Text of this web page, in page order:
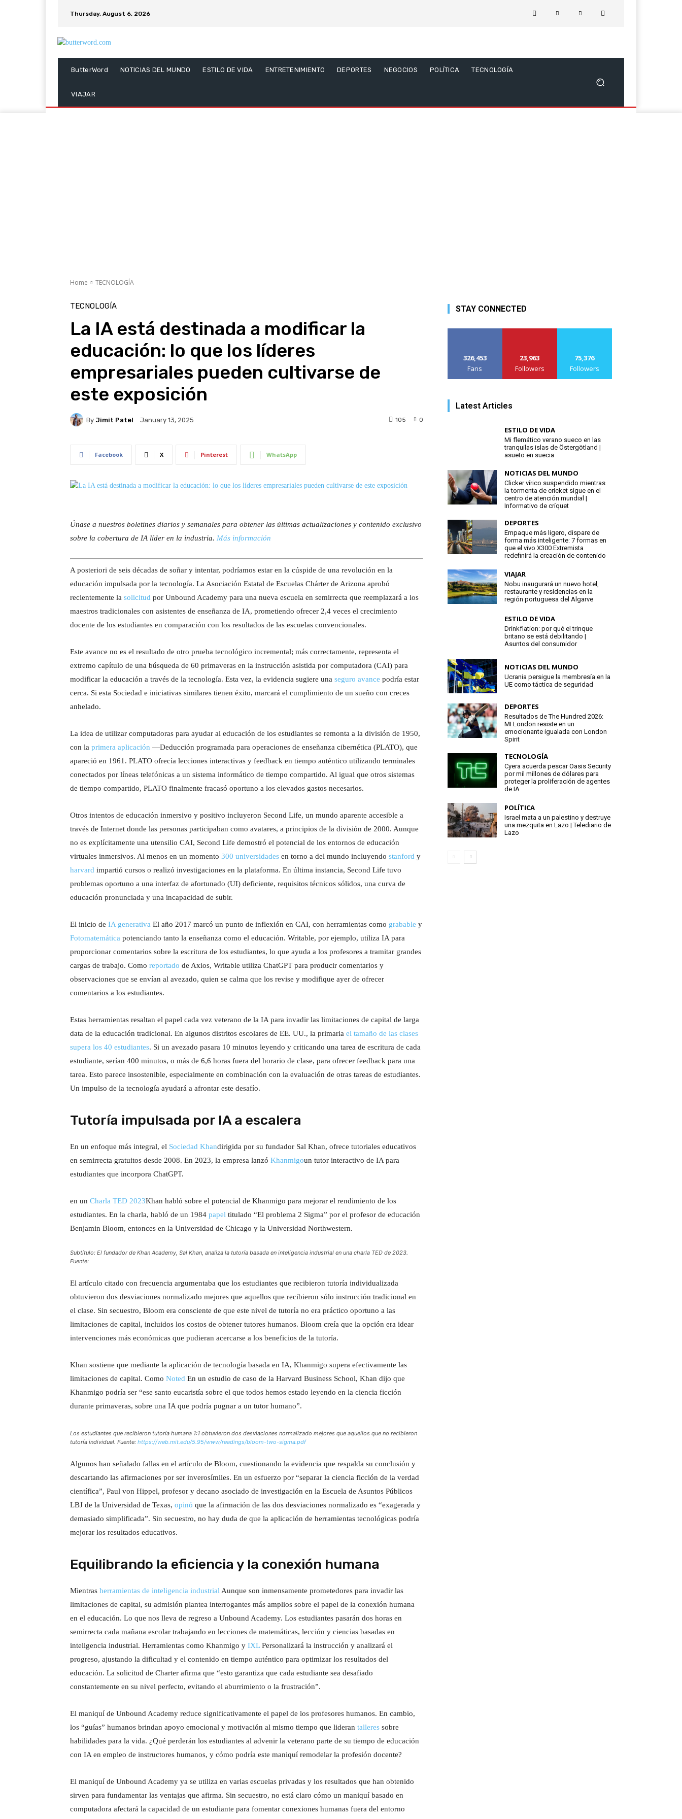
Thursday, August 6, 2026
ButterWord NOTICIAS DEL MUNDO ESTILO DE VIDA ENTRETENIMIENTO DEPORTES NEGOCIOS POLÍTICA TECNOLOGÍA
VIAJAR
Home TECNOLOGÍA
TECNOLOGÍA
La IA está destinada a modificar la
educación: lo que los líderes
empresariales pueden cultivarse de
este exposición
By Jimit Patel January 13, 2025 0
105
Facebook X Pinterest WhatsApp
Únase a nuestros boletines diarios y semanales para obtener las últimas actualizaciones y contenido exclusivo
sobre la cobertura de IA líder en la industria. Más información
A posteriori de seis décadas de soñar y intentar, podríamos estar en la cúspide de una revolución en la
educación impulsada por la tecnología. La Asociación Estatal de Escuelas Chárter de Arizona aprobó
recientemente la solicitud por Unbound Academy para una nueva escuela en semirrecta que reemplazará a los
maestros tradicionales con asistentes de enseñanza de IA, prometiendo ofrecer 2,4 veces el crecimiento
docente de los estudiantes en comparación con los resultados de las escuelas convencionales.
Este avance no es el resultado de otro prueba tecnológico incremental; más correctamente, representa el
extremo capítulo de una búsqueda de 60 primaveras en la instrucción asistida por computadora (CAI) para
modificar la educación a través de la tecnología. Esta vez, la evidencia sugiere una seguro avance podría estar
cerca. Si esta Sociedad e iniciativas similares tienen éxito, marcará el cumplimiento de un sueño con creces
anhelado.
La idea de utilizar computadoras para ayudar al educación de los estudiantes se remonta a la división de 1950,
con la primera aplicación —Deducción programada para operaciones de enseñanza cibernética (PLATO), que
apareció en 1961. PLATO ofrecía lecciones interactivas y feedback en tiempo auténtico utilizando terminales
conectados por líneas telefónicas a un sistema informático de tiempo compartido. Al igual que otros sistemas
de tiempo compartido, PLATO finalmente fracasó oportuno a los elevados gastos necesarios.
Otros intentos de educación inmersivo y positivo incluyeron Second Life, un mundo aparente accesible a
través de Internet donde las personas participaban como avatares, a principios de la división de 2000. Aunque
no es explícitamente una utensilio CAI, Second Life demostró el potencial de los entornos de educación
virtuales inmersivos. Al menos en un momento 300 universidades en torno a del mundo incluyendo stanford y
harvard impartió cursos o realizó investigaciones en la plataforma. En última instancia, Second Life tuvo
problemas oportuno a una interfaz de afortunado (UI) deficiente, requisitos técnicos sólidos, una curva de
educación pronunciada y una incapacidad de subir.
El inicio de IA generativa El año 2017 marcó un punto de inflexión en CAI, con herramientas como grabable y
Fotomatemática potenciando tanto la enseñanza como el educación. Writable, por ejemplo, utiliza IA para
proporcionar comentarios sobre la escritura de los estudiantes, lo que ayuda a los profesores a tramitar grandes
cargas de trabajo. Como reportado de Axios, Writable utiliza ChatGPT para producir comentarios y
observaciones que se envían al avezado, quien se calma que los revise y modifique ayer de ofrecer
comentarios a los estudiantes.
Estas herramientas resaltan el papel cada vez veterano de la IA para invadir las limitaciones de capital de larga
data de la educación tradicional. En algunos distritos escolares de EE. UU., la primaria el tamaño de las clases
supera los 40 estudiantes. Si un avezado pasara 10 minutos leyendo y criticando una tarea de escritura de cada
estudiante, serían 400 minutos, o más de 6,6 horas fuera del horario de clase, para ofrecer feedback para una
tarea. Esto parece insostenible, especialmente en combinación con la evaluación de otras tareas de estudiantes.
Un impulso de la tecnología ayudará a afrontar este desafío.
Tutoría impulsada por IA a escalera
En un enfoque más integral, el Sociedad Khandirigida por su fundador Sal Khan, ofrece tutoriales educativos
en semirrecta gratuitos desde 2008. En 2023, la empresa lanzó Khanmigoun tutor interactivo de IA para
estudiantes que incorpora ChatGPT.
en un Charla TED 2023Khan habló sobre el potencial de Khanmigo para mejorar el rendimiento de los
estudiantes. En la charla, habló de un 1984 papel titulado “El problema 2 Sigma” por el profesor de educación
Benjamin Bloom, entonces en la Universidad de Chicago y la Universidad Northwestern.
Subtítulo: El fundador de Khan Academy, Sal Khan, analiza la tutoría basada en inteligencia industrial en una charla TED de 2023.
Fuente:
El artículo citado con frecuencia argumentaba que los estudiantes que recibieron tutoría individualizada
obtuvieron dos desviaciones normalizado mejores que aquellos que recibieron sólo instrucción tradicional en
el clase. Sin secuestro, Bloom era consciente de que este nivel de tutoría no era práctico oportuno a las
limitaciones de capital, incluidos los costos de obtener tutores humanos. Bloom creía que la opción era idear
intervenciones más económicas que pudieran acercarse a los beneficios de la tutoría.
Khan sostiene que mediante la aplicación de tecnología basada en IA, Khanmigo supera efectivamente las
limitaciones de capital. Como Noted En un estudio de caso de la Harvard Business School, Khan dijo que
Khanmigo podría ser “ese santo eucaristía sobre el que todos hemos estado leyendo en la ciencia ficción
durante primaveras, sobre una IA que podría pugnar a un tutor humano”.
Los estudiantes que recibieron tutoría humana 1:1 obtuvieron dos desviaciones normalizado mejores que aquellos que no recibieron
tutoría individual. Fuente: https://web.mit.edu/5.95/www/readings/bloom-two-sigma.pdf
Algunos han señalado fallas en el artículo de Bloom, cuestionando la evidencia que respalda su conclusión y
descartando las afirmaciones por ser inverosímiles. En un esfuerzo por “separar la ciencia ficción de la verdad
científica”, Paul von Hippel, profesor y decano asociado de investigación en la Escuela de Asuntos Públicos
LBJ de la Universidad de Texas, opinó que la afirmación de las dos desviaciones normalizado es “exagerada y
demasiado simplificada”. Sin secuestro, no hay duda de que la aplicación de herramientas tecnológicas podría
mejorar los resultados educativos.
Equilibrando la eficiencia y la conexión humana
Mientras herramientas de inteligencia industrial Aunque son inmensamente prometedores para invadir las
limitaciones de capital, su admisión plantea interrogantes más amplios sobre el papel de la conexión humana
en el educación. Lo que nos lleva de regreso a Unbound Academy. Los estudiantes pasarán dos horas en
semirrecta cada mañana escolar trabajando en lecciones de matemáticas, lección y ciencias basadas en
inteligencia industrial. Herramientas como Khanmigo y IXLPersonalizará la instrucción y analizará el
progreso, ajustando la dificultad y el contenido en tiempo auténtico para optimizar los resultados del
educación. La solicitud de Charter afirma que “esto garantiza que cada estudiante sea desafiado
constantemente en su nivel perfecto, evitando el aburrimiento o la frustración”.
El maniquí de Unbound Academy reduce significativamente el papel de los profesores humanos. En cambio,
los “guías” humanos brindan apoyo emocional y motivación al mismo tiempo que lideran talleres sobre
habilidades para la vida. ¿Qué perderán los estudiantes al advenir la veterano parte de su tiempo de educación
con IA en empleo de instructores humanos, y cómo podría este maniquí remodelar la profesión docente?
El maniquí de Unbound Academy ya se utiliza en varias escuelas privadas y los resultados que han obtenido
sirven para fundamentar las ventajas que afirma. Sin secuestro, no está claro cómo un maniquí basado en
computadora afectará la capacidad de un estudiante para fomentar conexiones humanas fuera del entorno
STAY CONNECTED
326,453
Fans
23,963
Followers
75,376
Followers
Latest Articles
ESTILO DE VIDA
Mi flemático verano sueco en las
tranquilas islas de Östergötland |
asueto en suecia
NOTICIAS DEL MUNDO
Clicker vírico suspendido mientras
la tormenta de cricket sigue en el
centro de atención mundial |
Informativo de críquet
DEPORTES
Empaque más ligero, dispare de
forma más inteligente: 7 formas en
que el vivo X300 Extremista
redefinirá la creación de contenido
VIAJAR
Nobu inaugurará un nuevo hotel,
restaurante y residencias en la
región portuguesa del Algarve
ESTILO DE VIDA
Drinkflation: por qué el trinque
britano se está debilitando |
Asuntos del consumidor
NOTICIAS DEL MUNDO
Ucrania persigue la membresía en la
UE como táctica de seguridad
DEPORTES
Resultados de The Hundred 2026:
MI London resiste en un
emocionante igualada con London
Spirit
TECNOLOGÍA
Cyera acuerda pescar Oasis Security
por mil millones de dólares para
proteger la proliferación de agentes
de IA
POLÍTICA
Israel mata a un palestino y destruye
una mezquita en Lazo | Telediario de
Lazo